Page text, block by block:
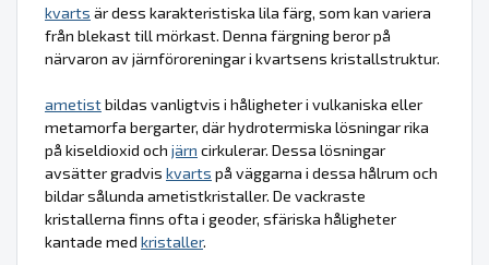
kvarts är dess karakteristiska lila färg, som kan variera
från blekast till mörkast. Denna färgning beror på
närvaron av järnföroreningar i kvartsens kristallstruktur.
ametistbildas vanligtvis i håligheter i vulkaniska eller
metamorfa bergarter, där hydrotermiska lösningar rika
på kiseldioxid och järn cirkulerar. Dessa lösningar
avsätter gradvis kvarts på väggarna i dessa hålrum och
bildar sålunda ametistkristaller. De vackraste
kristallerna finns ofta i geoder, sfäriska håligheter
kantade med kristaller.